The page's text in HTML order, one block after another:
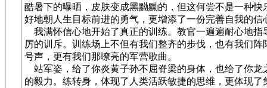
酷暑下的曝晒，皮肤变成黑黝黝的，但这何尝不是一种快
好地朝人生目标前进的勇气，更增添了一份完善自我的信
我满怀信心地开始了真正的训练。教官一遍遍耐心地指
厉的训斥。训练场上不但有我们整齐的步伐，也有我们阵
号声，更有我们那嘹亮的军营歌曲。
站军姿，给了你炎黄子孙不屈脊梁的身体，也给了你龙
的毅力。练转身，体现了人类活跃敏捷的思维，更体现了